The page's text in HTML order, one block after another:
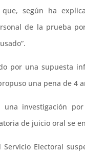
según ha
de la prueba
por una supuesta
una pena de 4
investigación
de juicio oral se
Electoral